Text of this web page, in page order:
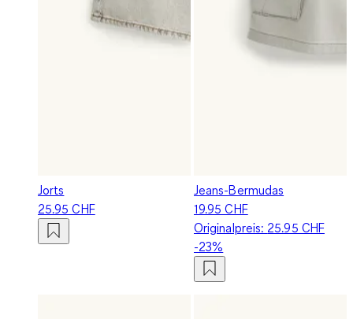
Jorts
25.95 CHF
Jeans-Bermudas
19.95 CHF
Originalpreis: 25.95 CHF
-23%